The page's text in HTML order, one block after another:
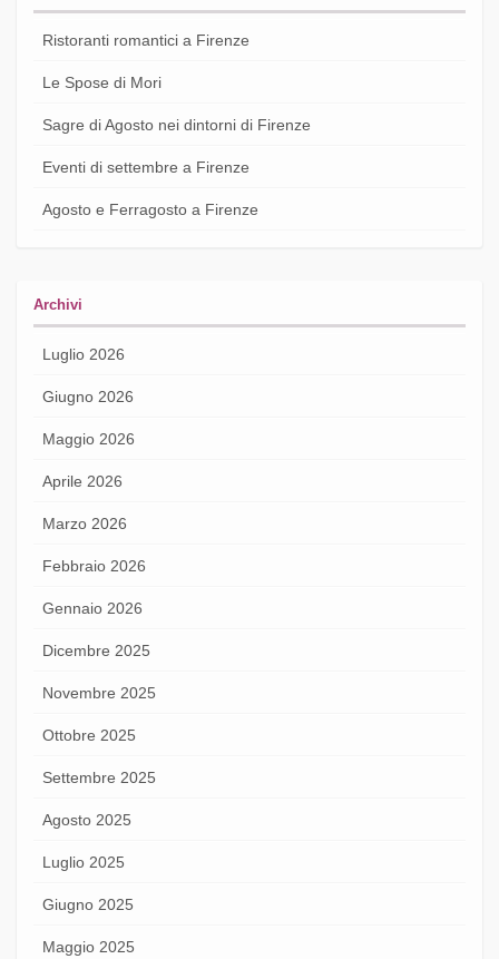
Ristoranti romantici a Firenze
Le Spose di Mori
Sagre di Agosto nei dintorni di Firenze
Eventi di settembre a Firenze
Agosto e Ferragosto a Firenze
Archivi
Luglio 2026
Giugno 2026
Maggio 2026
Aprile 2026
Marzo 2026
Febbraio 2026
Gennaio 2026
Dicembre 2025
Novembre 2025
Ottobre 2025
Settembre 2025
Agosto 2025
Luglio 2025
Giugno 2025
Maggio 2025